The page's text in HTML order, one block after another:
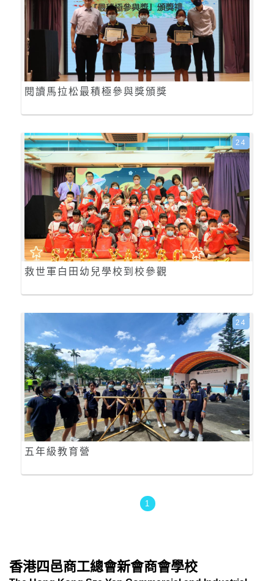
閱讀馬拉松最積極參與獎頒獎
救世軍白田幼兒學校到校參觀
24
五年級教育營
24
1
香港四邑商工總會新會商會學校